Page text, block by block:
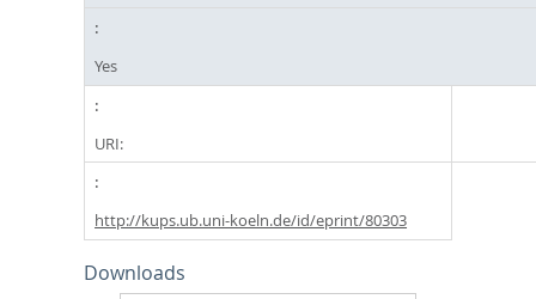
Yes
URI:
http://kups.ub.uni-koeln.de/id/eprint/80303
Downloads